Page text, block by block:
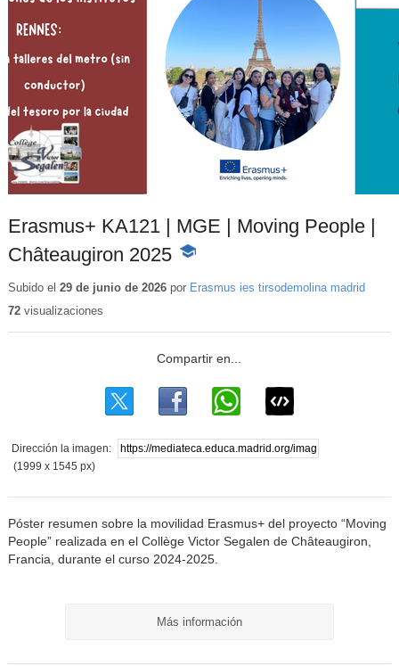
Erasmus+ KA121 | MGE | Moving People |
Châteaugiron 2025 -
educativo
Subido el 29 de junio de 2026por Erasmus ies tirsodemolina madrid
72visualizaciones
Dirección la imagen:
(1999 x 1545 px)
Póster resumen sobre la movilidad Erasmus+ del proyecto “Moving
People” realizada en el Collège Victor Segalen de Châteaugiron,
Francia, durante el curso 2024-2025.
Más información